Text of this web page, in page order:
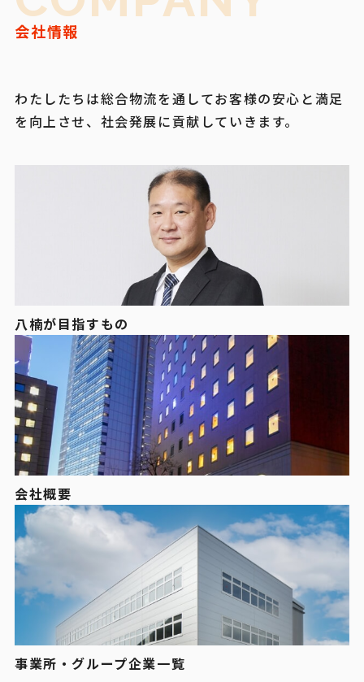
会社情報
わたしたちは総合物流を通してお客様の安心と満足
を向上させ、社会発展に貢献していきます。
八楠が目指すもの
会社概要
事業所・グループ企業一覧